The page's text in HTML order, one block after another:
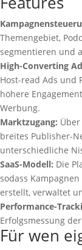
Themengebiet,
segmentieren und
High-Converting
Host-read Ads und
höhere
Werbung.
Marktzugang:
breites Publisher-
unterschiedliche
SaaS-Modell: Die
sodass
erstellt, verwaltet
Performance-
Erfolgsmessung
Für wen